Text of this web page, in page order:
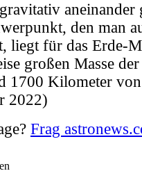
aneinander
den man
liegt für das Erde-
großen Masse
1700 Kilometer
2022)
Frag